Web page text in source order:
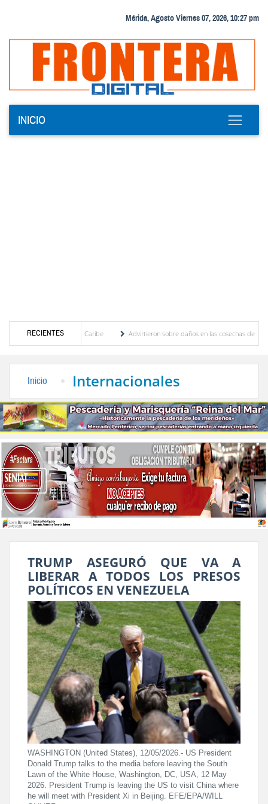
Mérida, Agosto Viernes 07, 2026, 10:27 pm
INICIO
RECIENTES
y del Caribe
Advirtieron sobre daños en las cosechas de los Andes ante
Inicio Internacionales
TRUMP ASEGURÓ QUE VA A
LIBERAR A TODOS LOS PRESOS
POLÍTICOS EN VENEZUELA
WASHINGTON (United States), 12/05/2026.- US President
Donald Trump talks to the media before leaving the South
Lawn of the White House, Washington, DC, USA, 12 May
2026. President Trump is leaving the US to visit China where
he will meet with President Xi in Beijing. EFE/EPA/WILL